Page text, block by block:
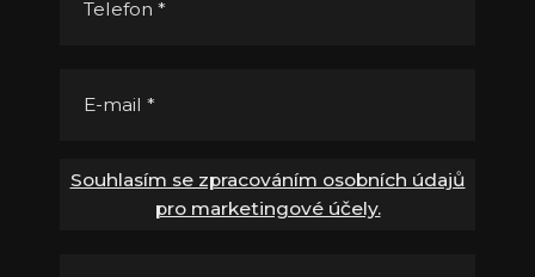
Telefon *
E-mail *
Souhlasím se zpracováním osobních údajů
pro marketingové účely.